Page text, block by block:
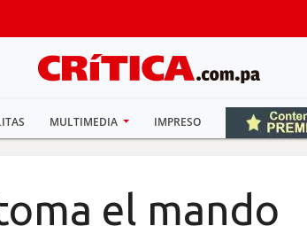
MULTIMEDIA IMPRESO
el mando